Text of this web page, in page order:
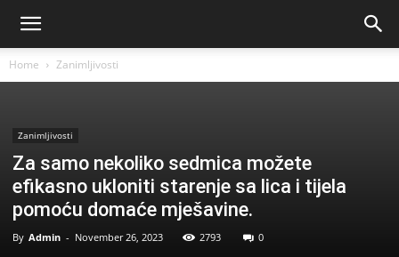
Home Zanimljivosti
Zanimljivosti
Za samo nekoliko sedmica možete
efikasno ukloniti starenje sa lica i tijela
pomoću domaće mješavine.
By Admin - November 26, 2023 2793 0